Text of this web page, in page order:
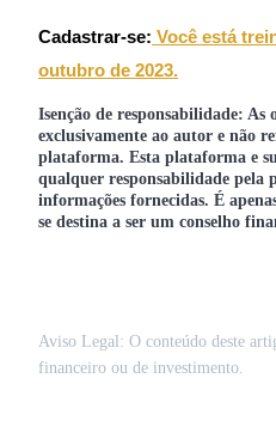
Register & Trade to Win
Precious Metals Trading
USDT New User Exclusive
USDT Flexible Staking |
Cadastrar-se: Você está
outubro de 2023.
Isenção de responsabilidade: As
exclusivamente ao autor e não
plataforma. Esta plataforma e
qualquer responsabilidade pela
informações fornecidas. É
se destina a ser um conselho
Aviso Legal: O conteúdo deste
financeiro ou de investimento.